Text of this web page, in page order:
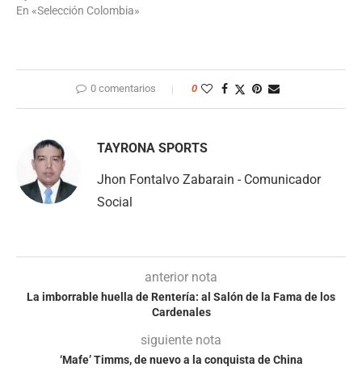
En «Selección Colombia»
0 comentarios 0
TAYRONA SPORTS
Jhon Fontalvo Zabarain - Comunicador
Social
anterior nota
La imborrable huella de Rentería: al Salón de la Fama de los
Cardenales
siguiente nota
‘Mafe’ Timms, de nuevo a la conquista de China